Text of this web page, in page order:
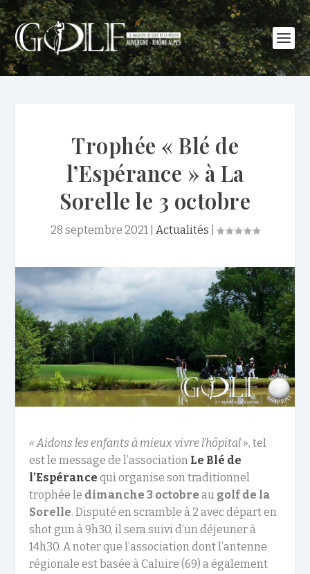
Trophée « Blé de
l’Espérance » à La
Sorelle le 3 octobre
28 septembre 2021 Actualités
« Aidons les enfants à mieux vivre l’hôpital», tel
est le message de l’association Le Blé de
l’Espérance qui organise son traditionnel
trophée le dimanche 3 octobre au golf de la
Sorelle. Disputé en scramble à 2 avec départ en
shot gun à 9h30, il sera suivi d’un déjeuner à
14h30. A noter que l’association dont l’antenne
régionale est basée à Caluire (69) a également